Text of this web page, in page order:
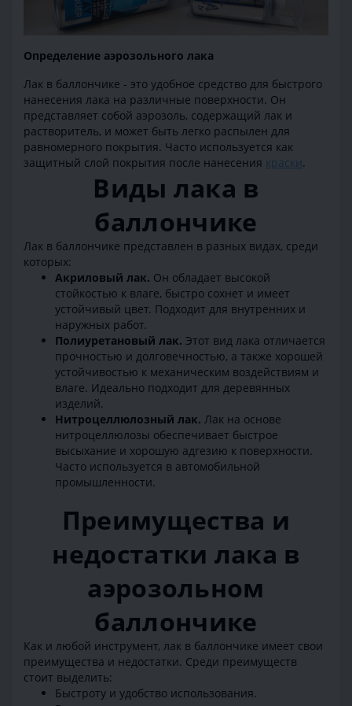
Определение аэрозольного лака
Лак в баллончике - это удобное средство для быстрого
нанесения лака на различные поверхности. Он
представляет собой аэрозоль, содержащий лак и
растворитель, и может быть легко распылен для
равномерного покрытия. Часто используется как
защитный слой покрытия после нанесения краски.
Виды лака в
баллончике
Лак в баллончике представлен в разных видах, среди
которых:
Акриловый лак. Он обладает высокой
стойкостью к влаге, быстро сохнет и имеет
устойчивый цвет. Подходит для внутренних и
наружных работ.
Полиуретановый лак. Этот вид лака отличается
прочностью и долговечностью, а также хорошей
устойчивостью к механическим воздействиям и
влаге. Идеально подходит для деревянных
изделий.
Нитроцеллюлозный лак. Лак на основе
нитроцеллюлозы обеспечивает быстрое
высыхание и хорошую адгезию к поверхности.
Часто используется в автомобильной
промышленности.
Преимущества и
недостатки лака в
аэрозольном
баллончике
Как и любой инструмент, лак в баллончике имеет свои
преимущества и недостатки. Среди преимуществ
стоит выделить:
Быстроту и удобство использования.